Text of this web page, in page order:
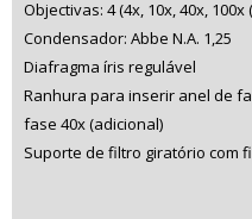
Objectivas: 4 (4x, 10x, 40x, 100x
Condensador: Abbe N.A. 1,25
Diafragma íris regulável
Ranhura para inserir anel de
fase 40x (adicional)
Suporte de filtro giratório com